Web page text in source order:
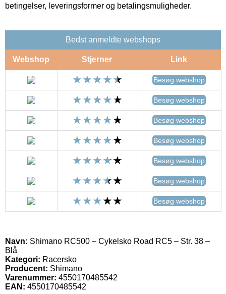
betingelser, leveringsformer og betalingsmuligheder.
Bedst anmeldte webshops
Webshop Stjerner Link
Besøg webshop
Besøg webshop
Besøg webshop
Besøg webshop
Besøg webshop
Besøg webshop
Besøg webshop
Navn: Shimano RC500 – Cykelsko Road RC5 – Str. 38 –
Blå
Kategori: Racersko
Producent: Shimano
Varenummer: 4550170485542
EAN: 4550170485542